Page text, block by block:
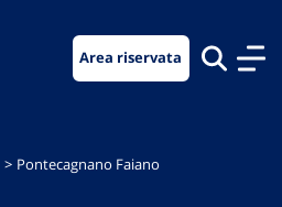
Area riservata
Pontecagnano Faiano